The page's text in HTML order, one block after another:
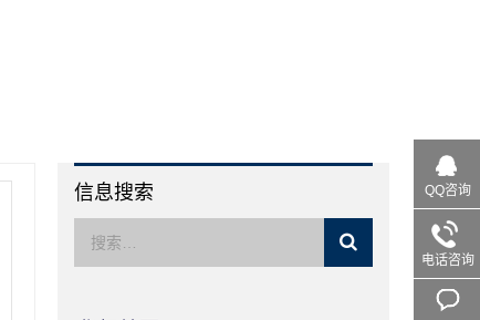
信息搜索 QQ咨询
电话咨询